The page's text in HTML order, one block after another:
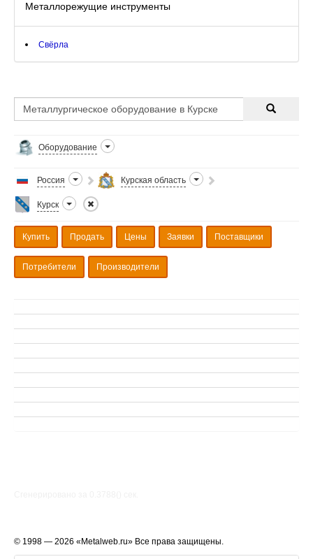
Металлорежущие инструменты
Свёрла
Оборудование
Россия Курская область
Курск
Купить Продать Цены Заявки Поставщики
Потребители Производители
© 1998 — 2026 «Metalweb.ru» Все права защищены.